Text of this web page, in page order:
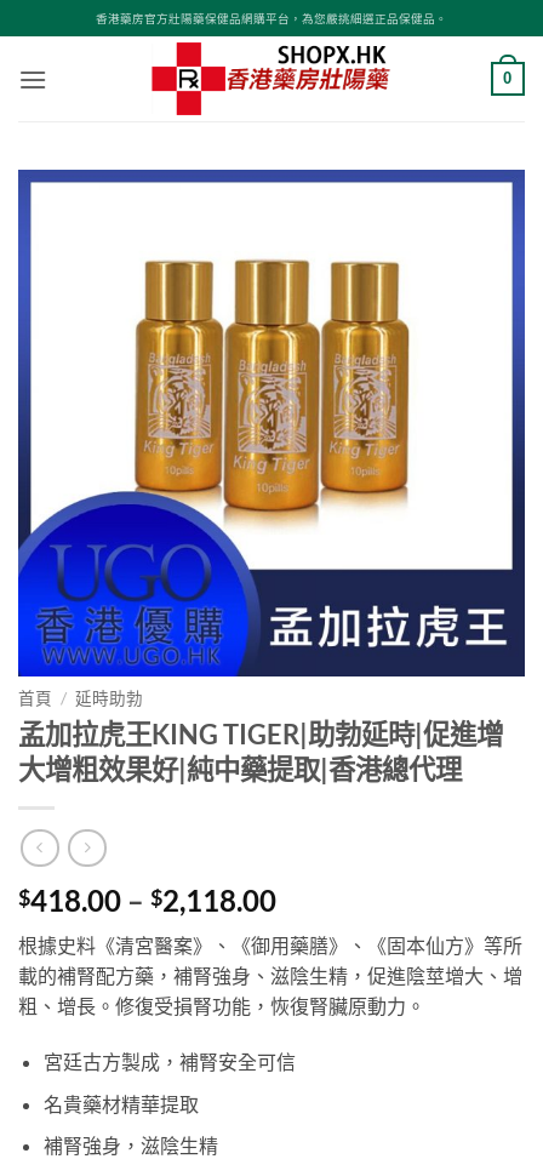
to
content
香港藥房官方壯陽藥保健品網購平台，為您嚴挑細選正品保健品。
0
首頁 / 延時助勃
孟加拉虎王KING TIGER|助勃延時|促進增
大增粗效果好|純中藥提取|香港總代理
$418.00 – $2,118.00Price
range:
$418.00
through
$2,118.00
根據史料《清宮醫案》、《御用藥膳》、《固本仙方》等所
載的補腎配方藥，補腎強身、滋陰生精，促進陰莖增大、增
粗、增長。修復受損腎功能，恢復腎臟原動力。
宮廷古方製成，補腎安全可信
名貴藥材精華提取
補腎強身，滋陰生精